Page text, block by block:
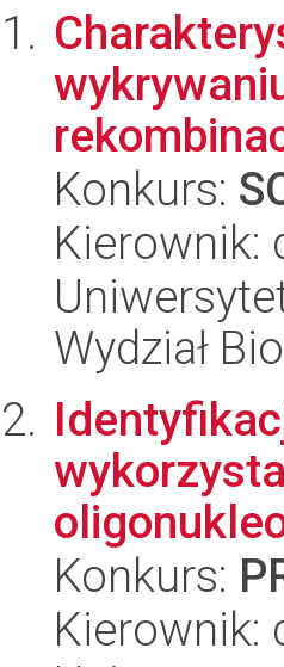
Konkurs:
Kierownik:
Wydział
Konkurs:
Kierownik: